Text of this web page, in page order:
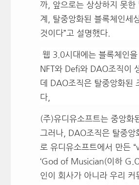
까, 앞으로는 상상하지 못한
계, 탈중앙화된 블록체인세
것이다”고 설명했다.
웹 3.0시대에는 블록체인을
NFT와 Defi와 DAO조직이
데 DAO조직은 탈중앙화된
다,
(주)유디유소프트는 중앙화
그러나,
DAO조직은 탈중앙
로 유디유소프트에서 만든
‘God of Musician(이하
인이 회사가 아니라 우리 커